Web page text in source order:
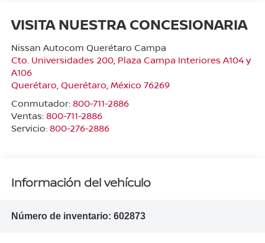
VISITA NUESTRA CONCESIONARIA
Nissan Autocom Querétaro Campa
Cto. Universidades 200, Plaza Campa Interiores A104 y
A106
Querétaro, Querétaro, México 76269
Conmutador: 800-711-2886
Ventas: 800-711-2886
Servicio: 800-276-2886
Información del vehículo
Número de inventario: 602873